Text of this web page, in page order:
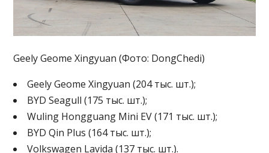
Geely Geome Xingyuan (Фото: DongChedi)
Geely Geome Xingyuan (204 тыс. шт.);
BYD Seagull (175 тыс. шт.);
Wuling Hongguang Mini EV (171 тыс. шт.);
BYD Qin Plus (164 тыс. шт.);
Volkswagen Lavida (137 тыс. шт.).